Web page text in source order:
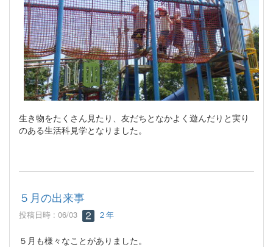
生き物をたくさん見たり、友だちとなかよく遊んだりと実り
のある生活科見学となりました。
５月の出来事
投稿日時 : 06/03 ２年
５月も様々なことがありました。